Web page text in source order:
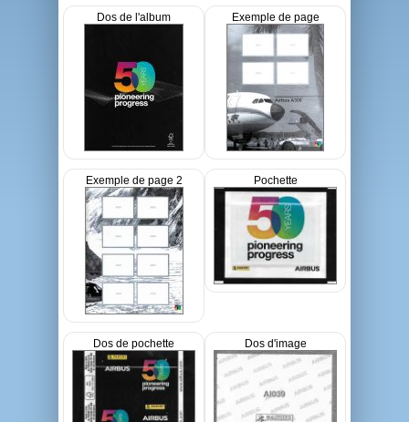
Dos de l'album Exemple de page
Exemple de page 2 Pochette
Dos de pochette Dos d'image